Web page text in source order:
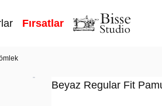
Fırsatlar
Beyaz Regular Fit